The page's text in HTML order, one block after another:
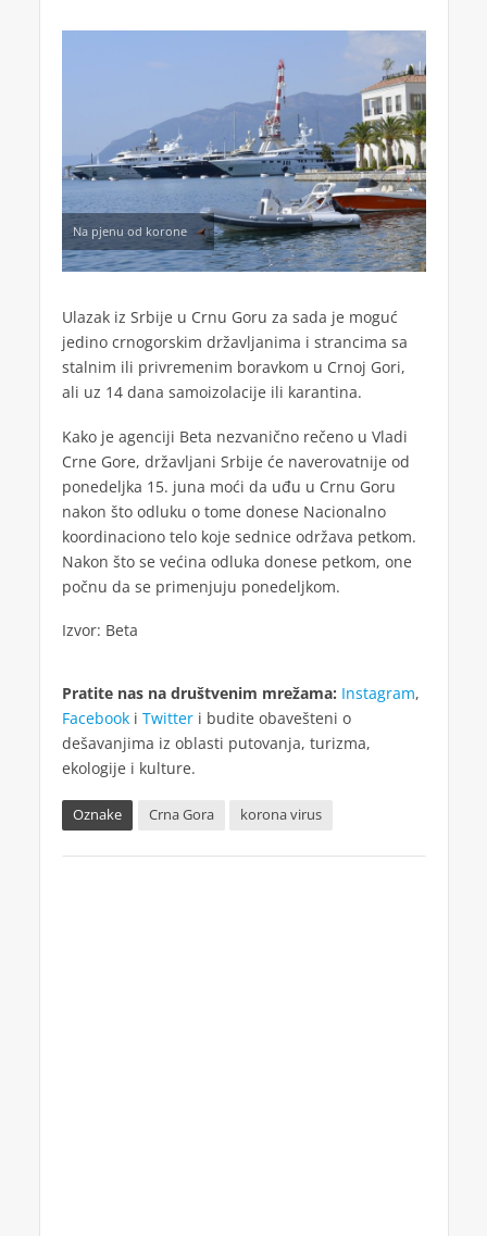
Na pjenu od korone
Ulazak iz Srbije u Crnu Goru za sada je moguć
jedino crnogorskim državljanima i strancima sa
stalnim ili privremenim boravkom u Crnoj Gori,
ali uz 14 dana samoizolacije ili karantina.
Kako je agenciji Beta nezvanično rečeno u Vladi
Crne Gore, državljani Srbije će naverovatnije od
ponedeljka 15. juna moći da uđu u Crnu Goru
nakon što odluku o tome donese Nacionalno
koordinaciono telo koje sednice održava petkom.
Nakon što se većina odluka donese petkom, one
počnu da se primenjuju ponedeljkom.
Izvor: Beta
Pratite nas na društvenim mrežama: Instagram,
Facebooki Twitteri budite obavešteni o
dešavanjima iz oblasti putovanja, turizma,
ekologije i kulture.
Oznake Crna Gora korona virus